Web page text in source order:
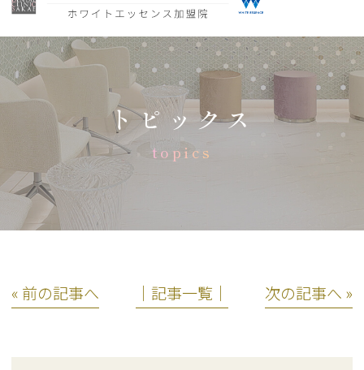
トピックス
topics
« 前の記事へ │記事一覧│ 次の記事へ »